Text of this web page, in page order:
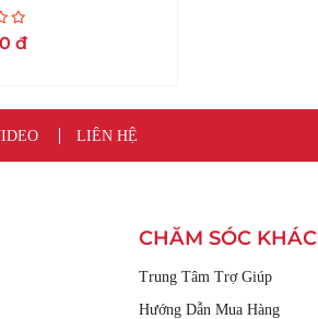
đ
LIÊN HỆ
CHĂM SÓC
Trung Tâm Trợ Giúp
Hướng Dẫn Mua Hàng